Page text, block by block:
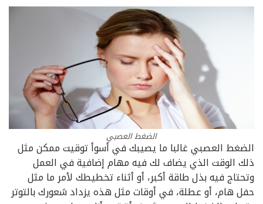
الضغط العصبي
الضغط العصبي غالبا ما يصيبك في أسوأ توقيت ممكن مثل
ذلك الوقت الذي يضاف لك فيه مهام إضافية في العمل
وتحتاج فيه بذل طاقة أكبر، أو أثناء تخطيطك لأمر ما مثل
حفل هام، أو عطلة، في أوقات مثل هذه يزداد شعورك بالتوتر